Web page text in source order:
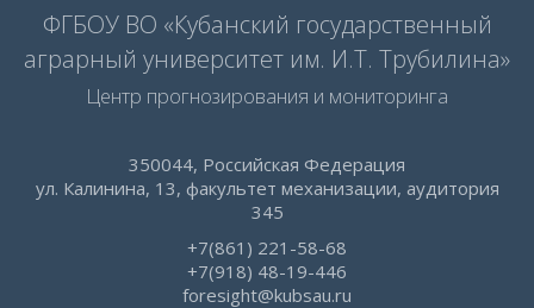
ФГБОУ ВО «Кубанский государственный
аграрный университет им. И.Т. Трубилина»
Центр прогнозирования и мониторинга
350044, Российская Федерация
ул. Калинина, 13, факультет механизации, аудитория
345
+7(861) 221-58-68
+7(918) 48-19-446
foresight@kubsau.ru